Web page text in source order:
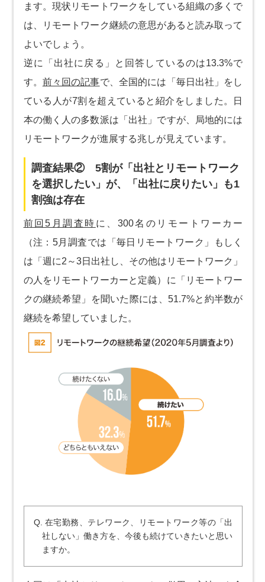
ます。現状リモートワークをしている組織の多くで
は、リモートワーク継続の意思があると読み取って
よいでしょう。
逆に「出社に戻る」と回答しているのは13.3%で
す。 前々回の記事で、全国的には「毎日出社」をし
ている人が7割を超えていると紹介をしました。日
本の働く人の多数派は「出社」ですが、局地的には
リモートワークが進展する兆しが見えています。
調査結果② 5割が「出社とリモートワーク
を選択したい」が、「出社に戻りたい」も1
割強は存在
前回5月調査時 に、300名のリモートワーカー
（注：5月調査では「毎日リモートワーク」もしく
は「週に2～3日出社し、その他はリモートワーク」
の人をリモートワーカーと定義）に「リモートワー
クの継続希望」を聞いた際には、51.7%と約半数が
継続を希望していました。
Q. 在宅勤務、テレワーク、リモートワーク等の「出
社しない」働き方を、今後も続けていきたいと思い
ますか。